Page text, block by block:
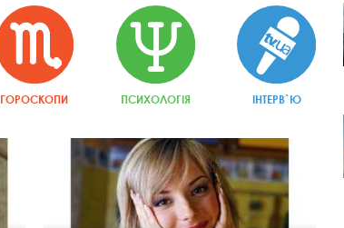
ГОРОСКОПИ ПСИХОЛОГІЯ ІНТЕРВ`Ю